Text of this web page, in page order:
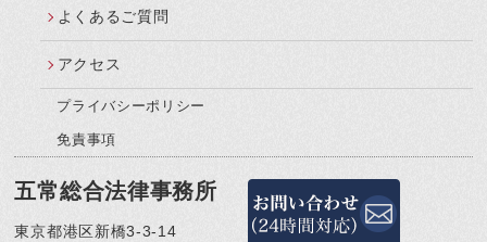
よくあるご質問
アクセス
プライバシーポリシー
免責事項
五常総合法律事務所
東京都港区新橋3-3-14